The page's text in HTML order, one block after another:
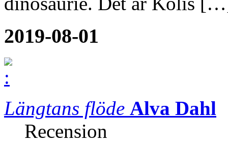
2019-08-01
Längtans flöde Alva Dahl
Recension